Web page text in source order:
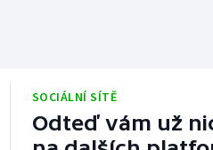
SOCIÁLNÍ SÍTĚ
Odteď vám už